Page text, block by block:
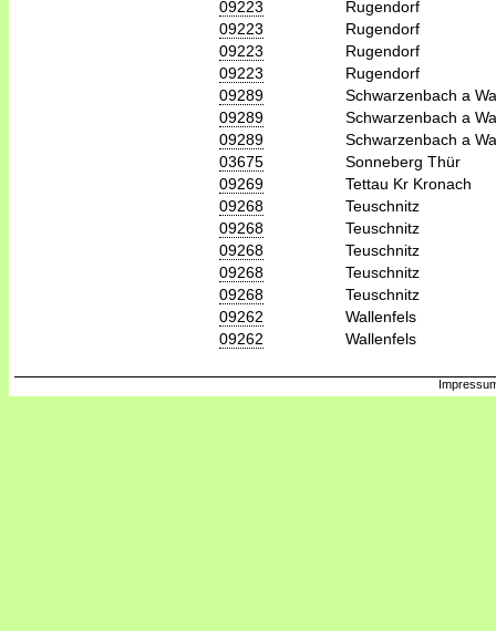
09223
Rugendorf
09223
Rugendorf
09223
Rugendorf
09223
Rugendorf
09289
Schwarzenbach a
09289
Schwarzenbach a
09289
Schwarzenbach a
03675
Sonneberg Thür
09269
Tettau Kr Kronach
09268
Teuschnitz
09268
Teuschnitz
09268
Teuschnitz
09268
Teuschnitz
09268
Teuschnitz
09262
Wallenfels
09262
Wallenfels